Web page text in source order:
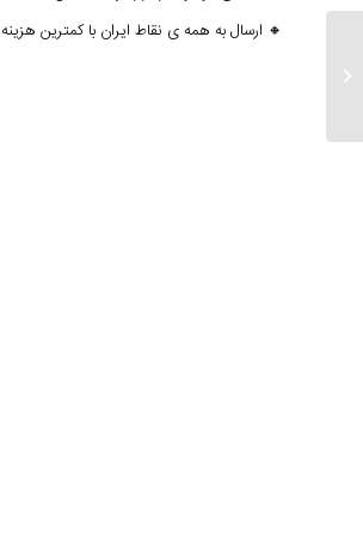
🔸 ارسال به همه ی نقاط ایران با کمترین هزینه